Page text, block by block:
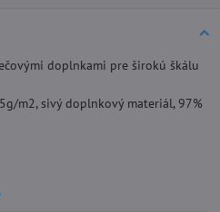
doplnkami pre širokú škálu
m2, sivý doplnkový materiál, 97%